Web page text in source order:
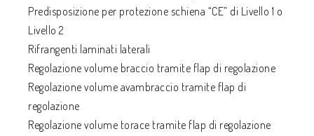
Predisposizione per protezione schiena “CE” di Livello 1 o
Livello 2
Rifrangenti laminati laterali
Regolazione volume braccio tramite flap di regolazione
Regolazione volume avambraccio tramite flap di
regolazione
Regolazione volume torace tramite flap di regolazione